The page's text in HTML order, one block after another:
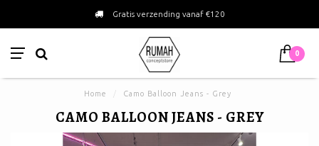
Gratis verzending vanaf €120
0
Home Camo Balloon Jeans - Grey
CAMO BALLOON JEANS - GREY